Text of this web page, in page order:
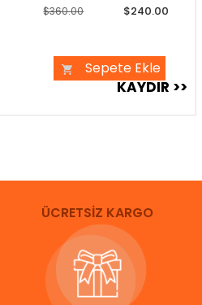
$240.00
$360.00
Sepete Ekle
ÜCRETSİZ KARGO